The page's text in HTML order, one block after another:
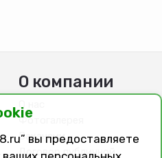
О компании
О нас
Фотогалерея
Вакансии
Договор публичной
вы предоставляете